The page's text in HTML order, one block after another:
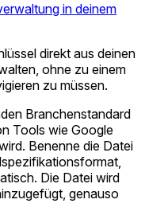
in deinem
direkt aus deinen
ohne zu einem
zu müssen.
Branchenstandard
Tools wie Google
Benenne die Datei
Die Datei wird
genauso